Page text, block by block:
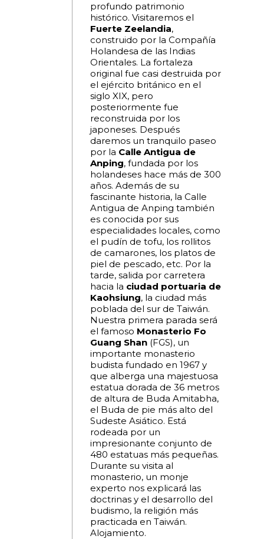
profundo patrimonio
histórico. Visitaremos el
Fuerte Zeelandia,
construido por la Compañía
Holandesa de las Indias
Orientales. La fortaleza
original fue casi destruida por
el ejército británico en el
siglo XIX, pero
posteriormente fue
reconstruida por los
japoneses. Después
daremos un tranquilo paseo
por la Calle Antigua de
Anping, fundada por los
holandeses hace más de 300
años. Además de su
fascinante historia, la Calle
Antigua de Anping también
es conocida por sus
especialidades locales, como
el pudín de tofu, los rollitos
de camarones, los platos de
piel de pescado, etc. Por la
tarde, salida por carretera
hacia la ciudad portuaria de
Kaohsiung, la ciudad más
poblada del sur de Taiwán.
Nuestra primera parada será
el famoso Monasterio Fo
Guang Shan (FGS), un
importante monasterio
budista fundado en 1967 y
que alberga una majestuosa
estatua dorada de 36 metros
de altura de Buda Amitabha,
el Buda de pie más alto del
Sudeste Asiático. Está
rodeada por un
impresionante conjunto de
480 estatuas más pequeñas.
Durante su visita al
monasterio, un monje
experto nos explicará las
doctrinas y el desarrollo del
budismo, la religión más
practicada en Taiwán.
Alojamiento.